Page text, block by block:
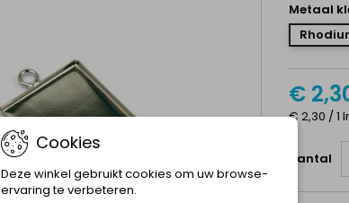
Metaal
€
€ 2,30 / 1
Aantal
Cookies
Deze winkel gebruikt cookies om uw browse-
ervaring te verbeteren.